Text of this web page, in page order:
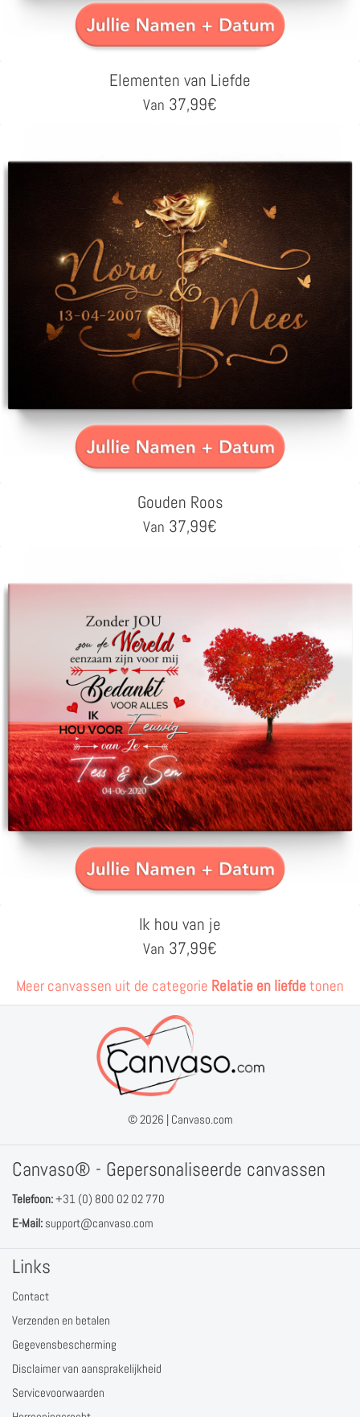
Elementen van Liefde
Van 37,99€
Gouden Roos
Van 37,99€
Ik hou van je
Van 37,99€
Meer canvassen uit de categorie Relatie en liefdetonen
© 2026 | Canvaso.com
Canvaso® - Gepersonaliseerde canvassen
Telefoon:+31 (0) 800 02 02 770
E-Mail: support@canvaso.com
Links
Contact
Verzenden en betalen
Gegevensbescherming
Disclaimer van aansprakelijkheid
Servicevoorwaarden